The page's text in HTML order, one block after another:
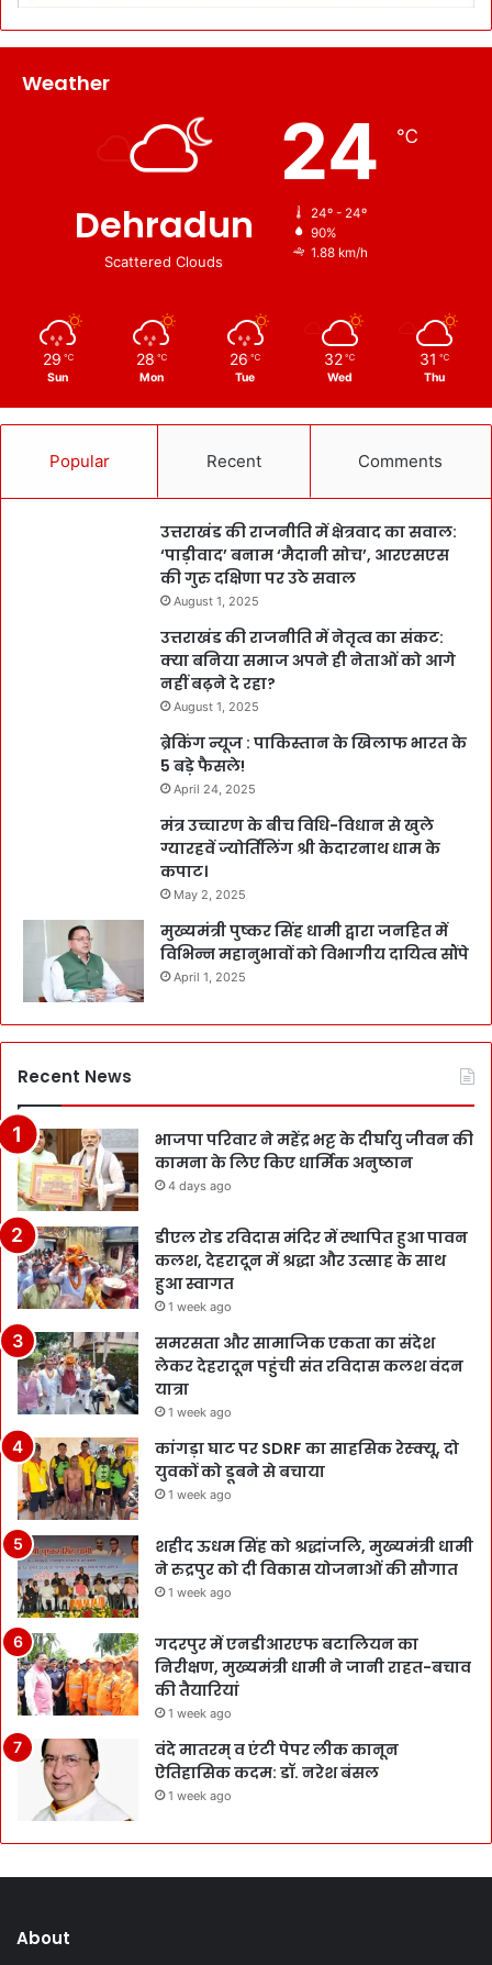
Weather
Dehradun
Scattered Clouds
24 ℃
24º - 24º
90%
1.88 km/h
29 ℃
Sun
28 ℃
Mon
26 ℃
Tue
32 ℃
Wed
31 ℃
Thu
Popular Recent Comments
उत्तराखंड की राजनीति में क्षेत्रवाद का सवाल:
‘पाड़ीवाद’ बनाम ‘मैदानी सोच’, आरएसएस
की गुरु दक्षिणा पर उठे सवाल
August 1, 2025
उत्तराखंड की राजनीति में नेतृत्व का संकट:
क्या बनिया समाज अपने ही नेताओं को आगे
नहीं बढ़ने दे रहा?
August 1, 2025
ब्रेकिंग न्यूज : पाकिस्तान के खिलाफ भारत के
5 बड़े फैसले!
April 24, 2025
मंत्र उच्चारण के बीच विधि-विधान से खुले
ग्यारहवें ज्योर्तिलिंग श्री केदारनाथ धाम के
कपाट।
May 2, 2025
मुख्यमंत्री पुष्कर सिंह धामी द्वारा जनहित में
विभिन्न महानुभावों को विभागीय दायित्व सौंपे
April 1, 2025
Recent News
भाजपा परिवार ने महेंद्र भट्ट के दीर्घायु जीवन की
कामना के लिए किए धार्मिक अनुष्ठान
4 days ago
डीएल रोड रविदास मंदिर में स्थापित हुआ पावन
कलश, देहरादून में श्रद्धा और उत्साह के साथ
हुआ स्वागत
1 week ago
समरसता और सामाजिक एकता का संदेश
लेकर देहरादून पहुंची संत रविदास कलश वंदन
यात्रा
1 week ago
कांगड़ा घाट पर SDRF का साहसिक रेस्क्यू, दो
युवकों को डूबने से बचाया
1 week ago
शहीद ऊधम सिंह को श्रद्धांजलि, मुख्यमंत्री धामी
ने रुद्रपुर को दी विकास योजनाओं की सौगात
1 week ago
गदरपुर में एनडीआरएफ बटालियन का
निरीक्षण, मुख्यमंत्री धामी ने जानी राहत-बचाव
की तैयारियां
1 week ago
वंदे मातरम् व एंटी पेपर लीक कानून
ऐतिहासिक कदम: डॉ. नरेश बंसल
1 week ago
About